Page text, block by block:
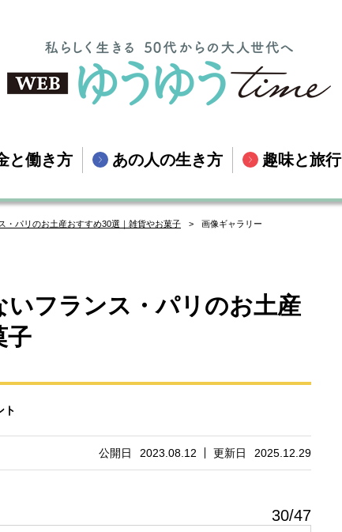
と働き方 あの人の生き方 趣味と旅行
・パリのお土産おすすめ30選｜雑貨やお菓子 画像ギャラリー
いフランス・パリのお土産
子
ト
公開日 2023.08.12 更新日 2025.12.29
30/47